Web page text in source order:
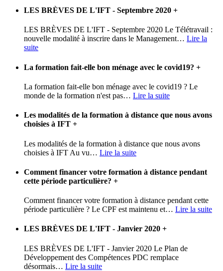
LES BRÈVES DE L'IFT - Septembre 2020 +
LES BRÈVES DE L'IFT - Septembre 2020 Le Télétravail :
nouvelle modalité à inscrire dans le Management… Lire la
suite
La formation fait-elle bon ménage avec le covid19? +
La formation fait-elle bon ménage avec le covid19 ? Le
monde de la formation n'est pas… Lire la suite
Les modalités de la formation à distance que nous avons
choisies à IFT +
Les modalités de la formation à distance que nous avons
choisies à IFT Au vu… Lire la suite
Comment financer votre formation à distance pendant
cette période particulière? +
Comment financer votre formation à distance pendant cette
période particulière ? Le CPF est maintenu et… Lire la suite
LES BRÈVES DE L'IFT - Janvier 2020 +
LES BRÈVES DE L'IFT - Janvier 2020 Le Plan de
Développement des Compétences PDC remplace
désormais… Lire la suite